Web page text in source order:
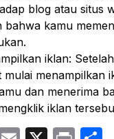
blog atau situs
bahwa kamu
iklan:
mulai menampilkan
dan menerima
iklan